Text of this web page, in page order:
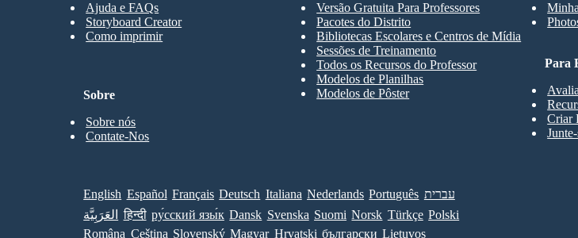
Ajuda e FAQs
Storyboard Creator
Como imprimir
Versão Gratuita Para Professores
Pacotes do Distrito
Bibliotecas Escolares e Centros de Mídia
Sessões de Treinamento
Todos os Recursos do Professor
Modelos de Planilhas
Modelos de Pôster
Para
Criar
Sobre
Sobre nós
Contate-Nos
English Español Français Deutsch Italiana Nederlands Português עברית
العَرَبِيَّة
हिन्दी ру́сский язы́к Dansk Svenska Suomi Norsk Türkçe Polski
Româna Ceština Slovenský Magyar Hrvatski български Lietuvos